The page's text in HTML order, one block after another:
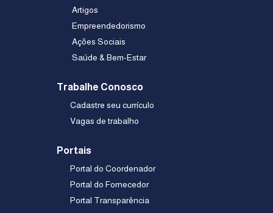
Artigos
Empreendedorismo
Ações Sociais
Saúde & Bem-Estar
Trabalhe Conosco
Cadastre seu currículo
Vagas de trabalho
Portais
Portal do Coordenador
Portal do Fornecedor
Portal Transparência